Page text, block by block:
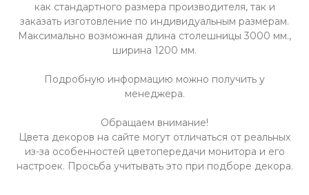
как стандартного размера производителя, так и
заказать изготовление по индивидуальным размерам.
Максимально возможная длина столешницы 3000 мм.,
ширина 1200 мм.
Подробную информацию можно получить у
менеджера.
Обращаем внимание!
Цвета декоров на сайте могут отличаться от реальных
из-за особенностей цветопередачи монитора и его
настроек. Просьба учитывать это при подборе декора.